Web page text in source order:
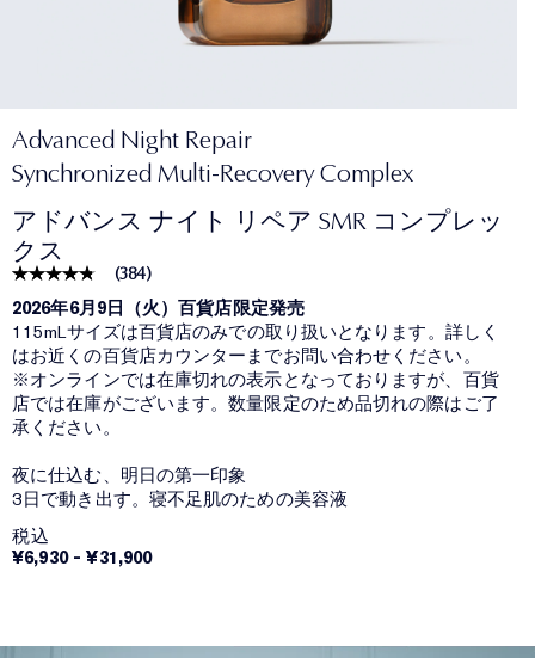
Advanced Night Repair
Synchronized Multi-Recovery Complex
アドバンス ナイト リペア SMR コンプレッ
クス
(384)
2026年6月9日（火）百貨店限定発売
115mLサイズは百貨店のみでの取り扱いとなります。詳しく
はお近くの百貨店カウンターまでお問い合わせください。
※オンラインでは在庫切れの表示となっておりますが、百貨
店では在庫がございます。数量限定のため品切れの際はご了
承ください。
夜に仕込む、明日の第一印象
3日で動き出す。寝不足肌のための美容液
税込
¥6,930-¥31,900